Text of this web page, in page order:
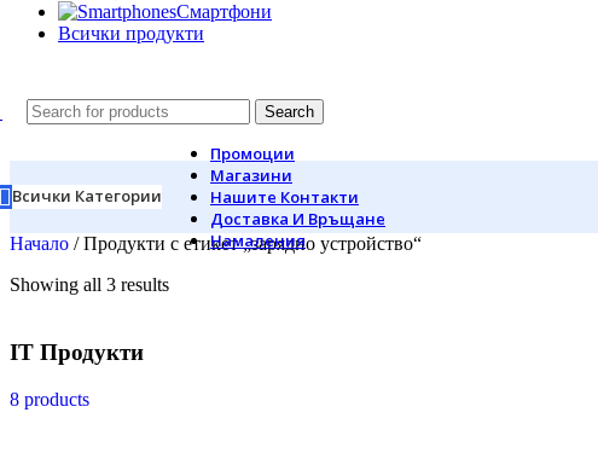
Смартфони
Всички продукти
Search
Всички Категории
Промоции
Магазини
Нашите Контакти
Доставка И Връщане
Намаления
Начало / Продукти с етикет „зарядно устройство“
Showing all 3 results
IT Продукти
8 products